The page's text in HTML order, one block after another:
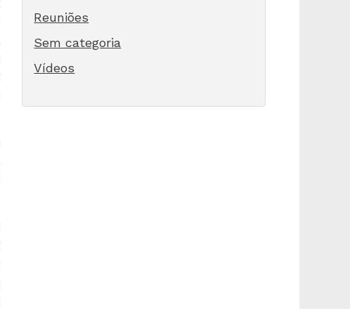
Reuniões
Sem categoria
Vídeos